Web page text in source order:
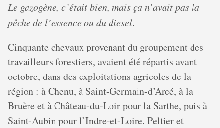
Le gazogène, c’était bien, mais ça n’avait pas la
pêche de l’essence ou du diesel.
Cinquante chevaux provenant du groupement des
travailleurs forestiers, avaient été répartis avant
octobre, dans des exploitations agricoles de la
région : à Chenu, à Saint-Germain-d’Arcé, à la
Bruère et à Château-du-Loir pour la Sarthe, puis à
Saint-Aubin pour l’Indre-et-Loire. Peltier et